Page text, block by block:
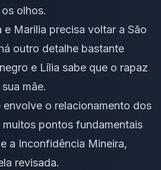
olhos.
e Marilia precisa voltar a São
outro detalhe bastante
e Lília sabe que o rapaz
mãe.
o relacionamento dos
pontos fundamentais
a Inconfidência Mineira,
revisada.